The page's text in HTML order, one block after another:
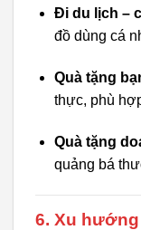
Đi du lịch –
đồ dùng cá
Quà tặng
thực, phù
Quà tặng
quảng bá
6. Xu